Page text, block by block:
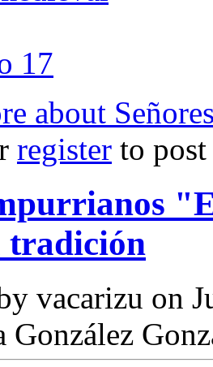
17
about
register to
tradición
vacarizu on
González